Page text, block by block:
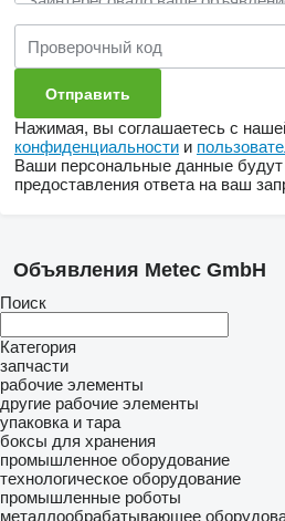
Нажимая, вы соглашаетесь с
конфиденциальности и
Ваши персональные данные
предоставления ответа на ваш
Объявления Metec GmbH
Поиск
Категория
запчасти
рабочие элементы
другие рабочие элементы
упаковка и тара
боксы для хранения
промышленное оборудование
технологическое оборудование
промышленные роботы
металлообрабатывающее